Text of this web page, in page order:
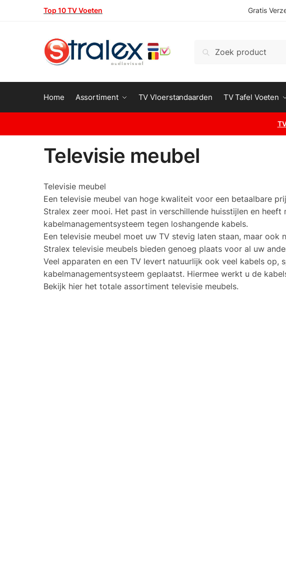
Top 10 TV Voeten Gratis
naar:
Home Assortiment TV Vloerstandaarden TV Tafel Voeten
Televisie meubel
Televisie meubel
Een televisie meubel van hoge kwaliteit voor een betaalbare
Stralex zeer mooi. Het past in verschillende huisstijlen en
kabelmanagementsysteem tegen loshangende kabels.
Een televisie meubel moet uw TV stevig laten staan, maar
Stralex televisie meubels bieden genoeg plaats voor al uw
Veel apparaten en een TV levert natuurlijk ook veel kabels op,
kabelmanagementsysteem geplaatst. Hiermee werkt u de
Bekijk hier het totale assortiment televisie meubels.